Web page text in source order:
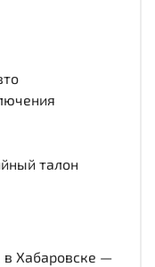
талон
в Хабаровске —